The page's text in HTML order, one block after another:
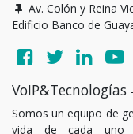
Av. Colón y Reina
Edificio Banco de
VoIP&Tecnologías -
Somos un equipo de
vida de cada uno